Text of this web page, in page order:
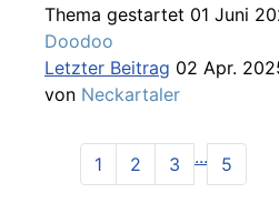
Thema gestartet 01 Juni
Doodoo
Letzter Beitrag 02 Apr.
von Neckartaler
1 2 3 ... 5